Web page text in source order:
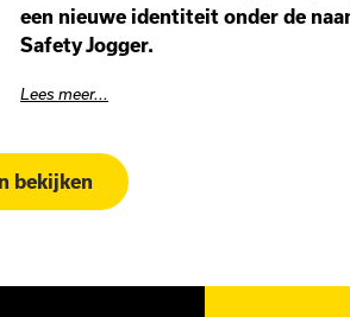
een nieuwe identiteit onder de
Safety Jogger.
Lees meer...
bekijken